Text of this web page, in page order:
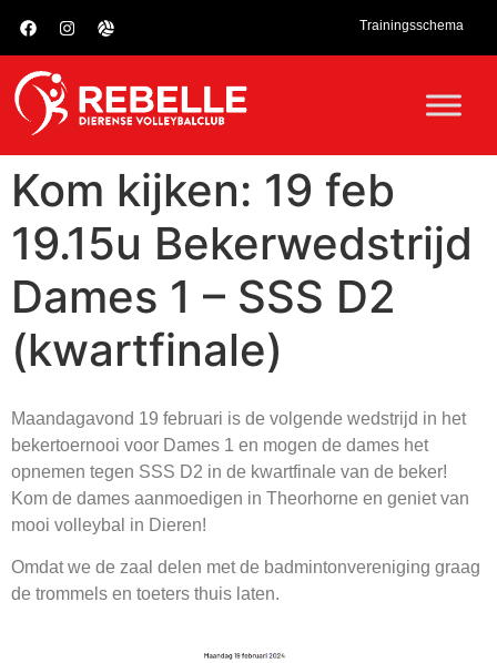
Trainingsschema
Kom kijken: 19 feb
19.15u Bekerwedstrijd
Dames 1 – SSS D2
(kwartfinale)
Maandagavond 19 februari is de volgende wedstrijd in het
bekertoernooi voor Dames 1 en mogen de dames het
opnemen tegen SSS D2 in de kwartfinale van de beker!
Kom de dames aanmoedigen in Theorhorne en geniet van
mooi volleybal in Dieren!
Omdat we de zaal delen met de badmintonvereniging graag
de trommels en toeters thuis laten.